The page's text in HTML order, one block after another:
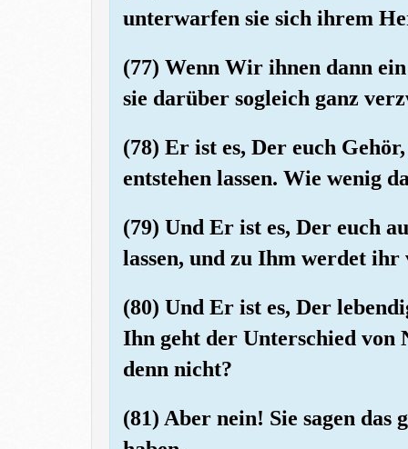
unterwarfen sie sich ihrem
(77) Wenn Wir ihnen dann
sie darüber sogleich ganz
(78) Er ist es, Der euch
entstehen lassen. Wie wenig
(79) Und Er ist es, Der euch
lassen, und zu Ihm werdet
(80) Und Er ist es, Der
Ihn geht der Unterschied
denn nicht?
(81) Aber nein! Sie sagen das